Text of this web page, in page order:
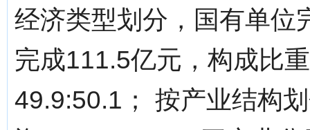
经济类型划分，国有单位
完成111.5亿元，构成比
49.9:50.1； 按产业结构